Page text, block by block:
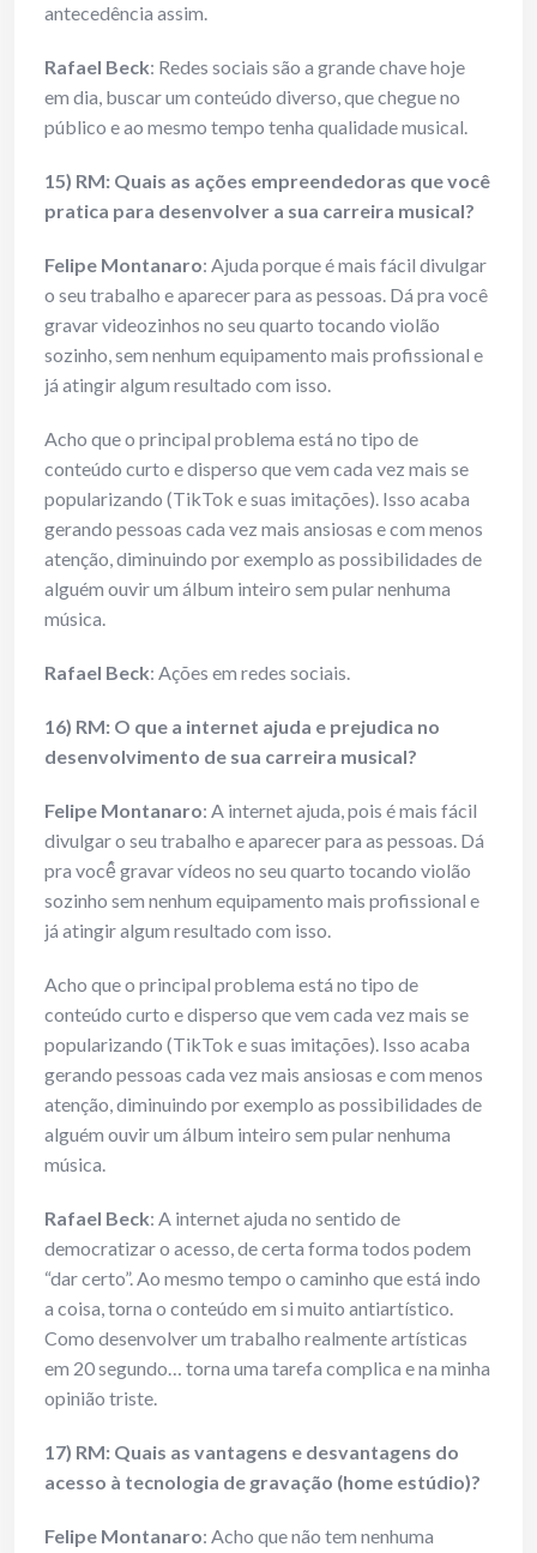
antecedência assim.
Rafael Beck: Redes sociais são a grande chave hoje
em dia, buscar um conteúdo diverso, que chegue no
público e ao mesmo tempo tenha qualidade musical.
15) RM: Quais as ações empreendedoras que você
pratica para desenvolver a sua carreira musical?
Felipe Montanaro: Ajuda porque é mais fácil divulgar
o seu trabalho e aparecer para as pessoas. Dá pra você
gravar videozinhos no seu quarto tocando violão
sozinho, sem nenhum equipamento mais profissional e
já atingir algum resultado com isso.
Acho que o principal problema está no tipo de
conteúdo curto e disperso que vem cada vez mais se
popularizando (TikTok e suas imitações). Isso acaba
gerando pessoas cada vez mais ansiosas e com menos
atenção, diminuindo por exemplo as possibilidades de
alguém ouvir um álbum inteiro sem pular nenhuma
música.
Rafael Beck: Ações em redes sociais.
16) RM: O que a internet ajuda e prejudica no
desenvolvimento de sua carreira musical?
Felipe Montanaro: A internet ajuda, pois é mais fácil
divulgar o seu trabalho e aparecer para as pessoas. Dá
pra você̂ gravar vídeos no seu quarto tocando violão
sozinho sem nenhum equipamento mais profissional e
já atingir algum resultado com isso.
Acho que o principal problema está no tipo de
conteúdo curto e disperso que vem cada vez mais se
popularizando (TikTok e suas imitações). Isso acaba
gerando pessoas cada vez mais ansiosas e com menos
atenção, diminuindo por exemplo as possibilidades de
alguém ouvir um álbum inteiro sem pular nenhuma
música.
Rafael Beck: A internet ajuda no sentido de
democratizar o acesso, de certa forma todos podem
“dar certo”. Ao mesmo tempo o caminho que está indo
a coisa, torna o conteúdo em si muito antiartístico.
Como desenvolver um trabalho realmente artísticas
em 20 segundo… torna uma tarefa complica e na minha
opinião triste.
17) RM: Quais as vantagens e desvantagens do
acesso à tecnologia de gravação (home estúdio)?
Felipe Montanaro: Acho que não tem nenhuma